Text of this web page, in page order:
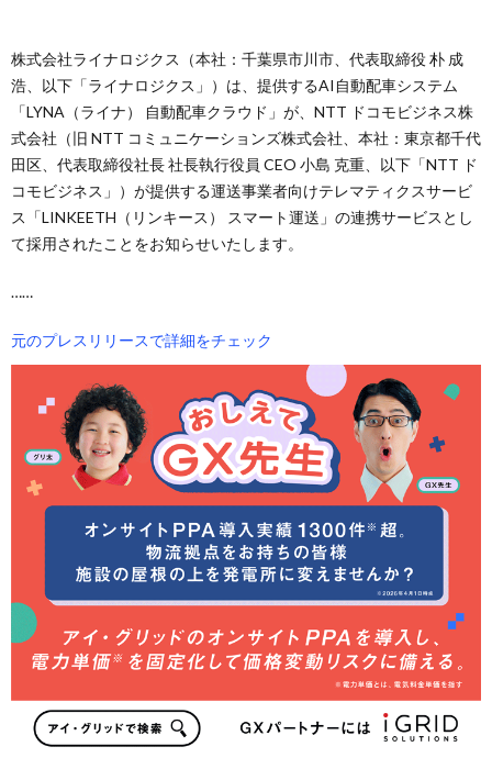
株式会社ライナロジクス（本社：千葉県市川市、代表取締役 朴 成
浩、以下「ライナロジクス」）は、提供するAI自動配車システム
「LYNA（ライナ） 自動配車クラウド」が、NTT ドコモビジネス株
式会社（旧 NTT コミュニケーションズ株式会社、本社：東京都千代
田区、代表取締役社長 社長執行役員 CEO 小島 克重、以下「NTT ド
コモビジネス」）が提供する運送事業者向けテレマティクスサービ
ス「LINKEETH（リンキース） スマート運送」の連携サービスとし
て採用されたことをお知らせいたします。
……
元のプレスリリースで詳細をチェック